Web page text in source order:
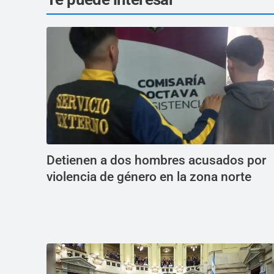
Detienen a dos hombres acusados por
violencia de género en la zona norte